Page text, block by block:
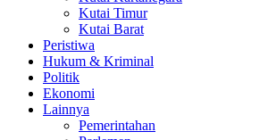
Kutai Timur
Kutai Barat
Peristiwa
Hukum & Kriminal
Politik
Ekonomi
Lainnya
Pemerintahan